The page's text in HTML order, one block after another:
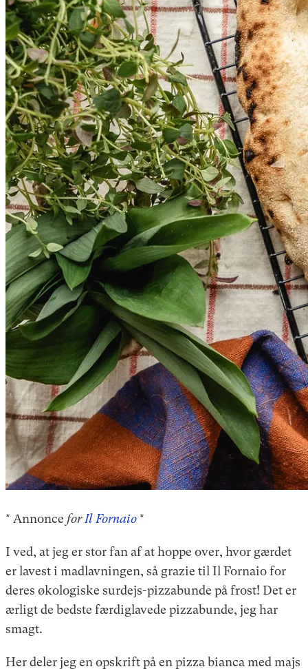
* Annonce forIl Fornaio *
I ved, at jeg er stor fan af at hoppe over, hvor gærdet
er lavest i madlavningen, så grazie til Il Fornaio for
deres økologiske surdejs-pizzabunde på frost! Det er
ærligt de bedste færdiglavede pizzabunde, jeg har
smagt.
Her deler jeg en opskrift på en pizza bianca med majs